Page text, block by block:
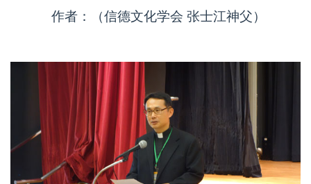
作者：（信德文化学会 张士江神父）